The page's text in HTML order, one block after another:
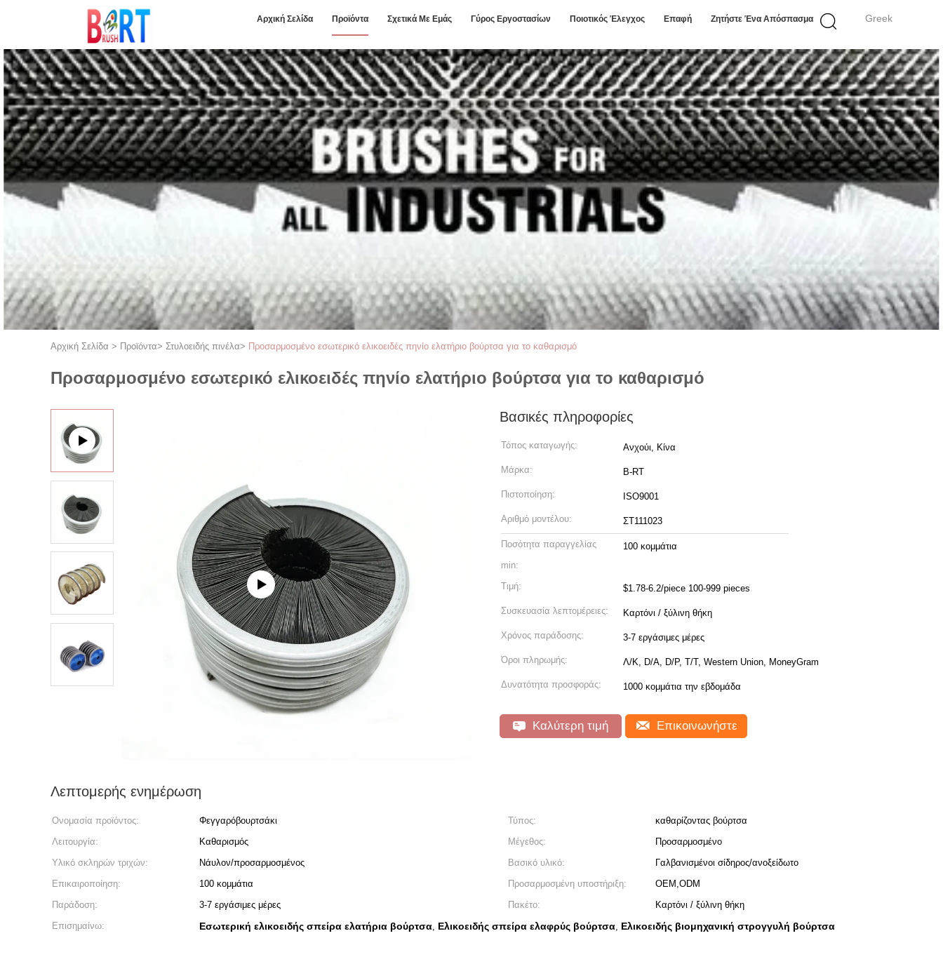
Greek
Αρχική Σελίδα Προϊόντα Σχετικά Με Εμάς Γύρος Εργοστασίων Ποιοτικός Έλεγχος Επαφή Ζητήστε Ένα Απόσπασμα
Αρχική Σελίδα > Προϊόντα> Στυλοειδής πινέλα> Προσαρμοσμένο εσωτερικό ελικοειδές πηνίο ελατήριο βούρτσα για το καθαρισμό
Προσαρμοσμένο εσωτερικό ελικοειδές πηνίο ελατήριο βούρτσα για το καθαρισμό
Βασικές πληροφορίες
Τόπος καταγωγής: Ανχούι, Κίνα
Μάρκα: B-RT
Πιστοποίηση: ISO9001
Αριθμό μοντέλου: ΣΤ111023
Ποσότητα παραγγελίας
min:
100 κομμάτια
Τιμή: $1.78-6.2/piece 100-999 pieces
Συσκευασία λεπτομέρειες: Καρτόνι / ξύλινη θήκη
Χρόνος παράδοσης: 3-7 εργάσιμες μέρες
Όροι πληρωμής: Λ/Κ, D/A, D/P, T/T, Western Union, MoneyGram
Δυνατότητα προσφοράς: 1000 κομμάτια την εβδομάδα
Καλύτερη τιμή Επικοινωνήστε
Λεπτομερής ενημέρωση
Ονομασία προϊόντος: Φεγγαρόβουρτσάκι Τύπος:
καθαρίζοντας βούρτσα
Λειτουργία:
Καθαρισμός Μέγεθος:
Προσαρμοσμένο
Υλικό σκληρών τριχών:
Νάυλον/προσαρμοσμένος Βασικό υλικό:
Γαλβανισμένοι σίδηρος/ανοξείδωτο
Επικαιροποίηση:
100 κομμάτια Προσαρμοσμένη υποστήριξη:
OEM,ODM
Παράδοση:
3-7 εργάσιμες μέρες Πακέτο:
Καρτόνι / ξύλινη θήκη
Επισημαίνω:
Εσωτερική ελικοειδής σπείρα ελατήρια βούρτσα, Ελικοειδής σπείρα ελαφρύς βούρτσα, Ελικοειδής βιομηχανική στρογγυλή βούρτσα